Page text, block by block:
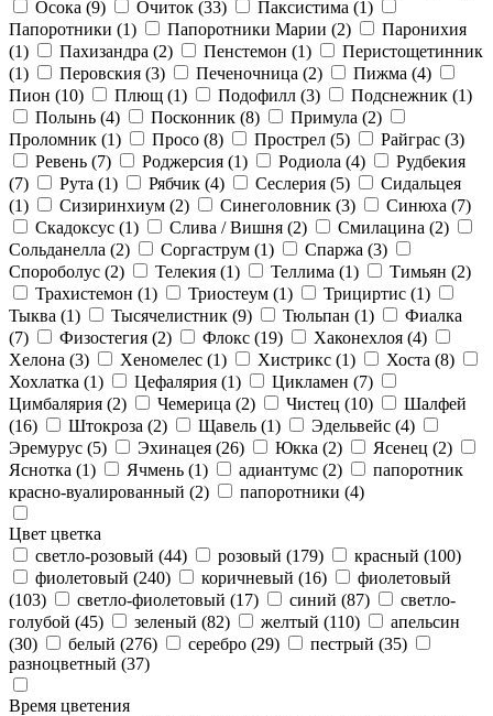
Осока (9) Очиток (33) Паксистима (1)
Папоротники (1) Папоротники Марии (2)
Паронихия
(1)
Пахизандра (2) Пенстемон (1)
Перистощетинник
(1)
Перовския (3) Печеночница (2) Пижма (4)
Пион (10) Плющ (1) Подофилл (3) Подснежник (1)
Полынь (4) Посконник (8) Примула (2)
Проломник (1) Просо (8) Прострел (5) Райграс (3)
Ревень (7) Роджерсия (1) Родиола (4)
Рудбекия
(7)
Рута (1) Рябчик (4) Сеслерия (5)
Сидальцея
(1)
Сизиринхиум (2) Синеголовник (3) Синюха (7)
Скадоксус (1) Слива / Вишня (2) Смилацина (2)
Сольданелла (2) Соргаструм (1) Спаржа (3)
Спороболус (2) Телекия (1) Теллима (1) Тимьян (2)
Трахистемон (1) Триостеум (1) Трициртис (1)
Тыква (1) Тысячелистник (9) Тюльпан (1)
Фиалка
(7)
Физостегия (2) Флокс (19) Хаконехлоя (4)
Хелона (3) Хеномелес (1) Хистрикс (1) Хоста (8)
Хохлатка (1) Цефалярия (1) Цикламен (7)
Цимбалярия (2) Чемерица (2) Чистец (10)
Шалфей
(16)
Штокроза (2) Щавель (1) Эдельвейс (4)
Эремурус (5) Эхинацея (26) Юкка (2) Ясенец (2)
Яснотка (1) Ячмень (1) адиантумс (2)
папоротник
красно-вуалированный (2) папоротники (4)
Цвет цветка
светло-розовый (44) розовый (179) красный (100)
фиолетовый (240) коричневый (16)
фиолетовый
(103)
светло-фиолетовый (17) синий (87)
светло-
голубой (45) зеленый (82) желтый (110)
апельсин
(30)
белый (276) серебро (29) пестрый (35)
разноцветный (37)
Время цветения